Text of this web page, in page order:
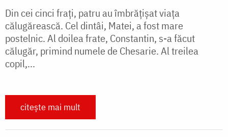
Din cei cinci fraţi, patru au îmbrăţişat viaţa
călugărească. Cel dintâi, Matei, a fost mare
postelnic. Al doilea frate, Constantin, s-a făcut
călugăr, primind numele de Chesarie. Al treilea
copil,...
citește mai mult